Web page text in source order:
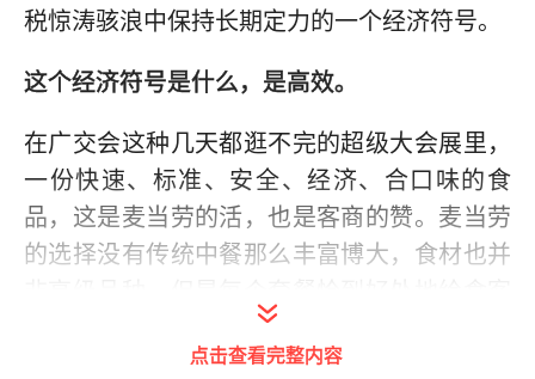
税惊涛骇浪中保持长期定力的一个经济符号。
这个经济符号是什么，是高效。
在广交会这种几天都逛不完的超级大会展里，
一份快速、标准、安全、经济、合口味的食
品，这是麦当劳的活，也是客商的赞。麦当劳
的选择没有传统中餐那么丰富博大，食材也并
快速补能。消费者无需担心口味或等待过久。
来自美式的高效率与低成本基因，与中国的广
点击查看完整内容